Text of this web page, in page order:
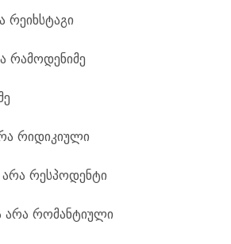
რეიხსტაგი
რამოდენიმე
რიდიკიული
რესპოდენტი
არა რომანტიული